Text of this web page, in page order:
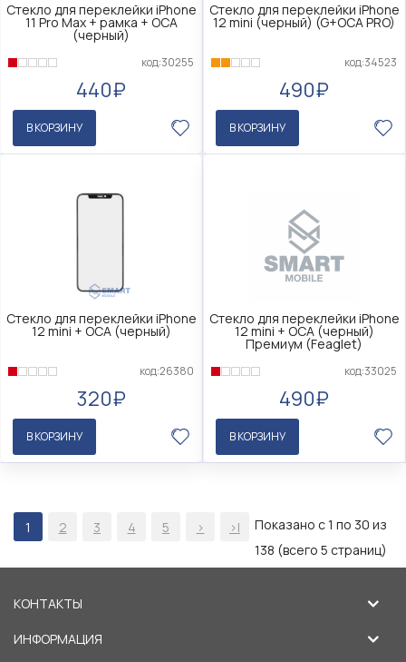
Стекло для переклейки iPhone
11 Pro Max + рамка + OCA
(черный)
код:30255
440₽
В КОРЗИНУ
Стекло для переклейки iPhone
12 mini (черный) (G+OCA PRO)
код:34523
490₽
В КОРЗИНУ
Стекло для переклейки iPhone
12 mini + OCA (черный)
код:26380
320₽
В КОРЗИНУ
Стекло для переклейки iPhone
12 mini + OCA (черный)
Премиум (Feaglet)
код:33025
490₽
В КОРЗИНУ
1 2 3 4 5 > >|
Показано с 1 по 30 из
138 (всего 5 страниц)
КОНТАКТЫ
ИНФОРМАЦИЯ